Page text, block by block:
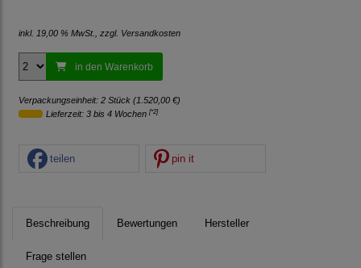
inkl. 19,00 % MwSt., zzgl. Versandkosten
in den Warenkorb
Verpackungseinheit: 2 Stück (1.520,00 €)
Lieferzeit: 3 bis 4 Wochen [*2]
teilen pin it
Beschreibung Bewertungen Hersteller
Frage stellen